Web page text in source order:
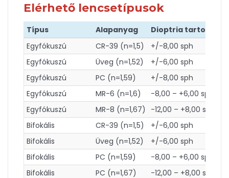
Elérhető lencsetípusok
Típus Alapanyag
Dioptria tartomány
Egyfókuszú
CR-39 (n=1,5)
+/-8,00 sph
Egyfókuszú
Üveg (n=1,52)
+/-6,00 sph
Egyfókuszú
PC (n=1,59)
+/-8,00 sph
Egyfókuszú
MR-6 (n=1,6)
-8,00 – +6,00 sph
Egyfókuszú
MR-8 (n=1,67)
-12,00 – +8,00 sph
Bifokális
CR-39 (n=1,5)
+/-6,00 sph
Bifokális
Üveg (n=1,52)
+/-6,00 sph
Bifokális
PC (n=1,59)
-8,00 – +6,00 sph
Bifokális
PC (n=1,67) -12,00 – +8,00 sph